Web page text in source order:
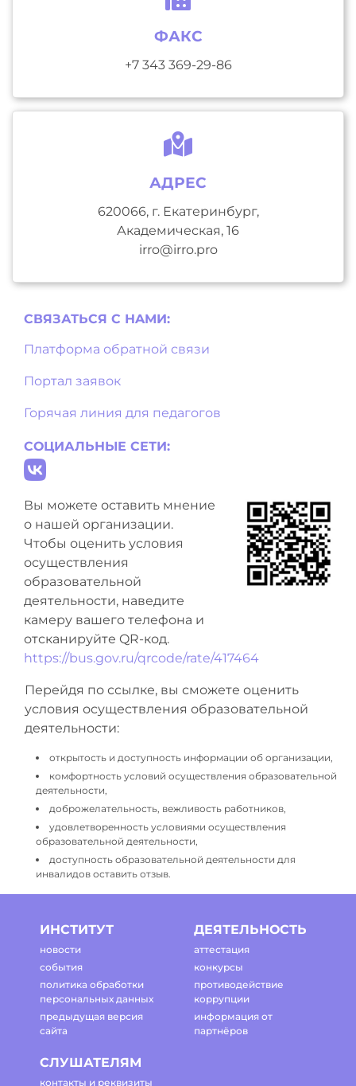
ФАКС
+7 343 369-29-86
АДРЕС
620066, г. Екатеринбург,
Академическая, 16
irro@irro.pro
СВЯЗАТЬСЯ С НAМИ:
Платформа обратной связи
Портал заявок
Горячая линия для педагогов
СОЦИАЛЬНЫЕ СЕТИ:
Вы можете оставить мнение
о нашей организации.
Чтобы оценить условия
осуществления
образовательной
деятельности, наведите
камеру вашего телефона и
отсканируйте QR-код.
https://bus.gov.ru/qrcode/rate/417464
Перейдя по ссылке, вы сможете оценить
условия осуществления образовательной
деятельности:
открытость и доступность информации об организации,
комфортность условий осуществления образовательной
деятельности,
доброжелательность, вежливость работников,
удовлетворенность условиями осуществления
образовательной деятельности,
доступность образовательной деятельности для
инвалидов оставить отзыв.
ИНСТИТУТ
новости
события
политика обработки
персональных данных
предыдущая версия
сайта
ДЕЯТЕЛЬНОСТЬ
аттестация
конкурсы
противодействие
коррупции
информация от
партнёров
СЛУШАТЕЛЯМ
контакты и реквизиты